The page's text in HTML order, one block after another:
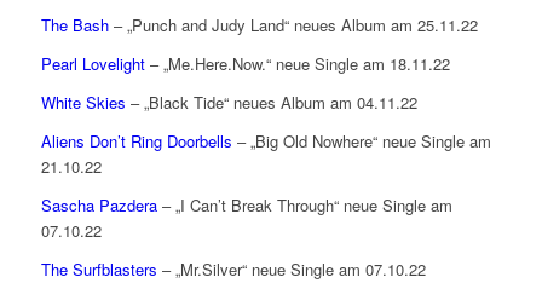
The Bash– „Punch and Judy Land“ neues Album am 25.11.22
Pearl Lovelight– „Me.Here.Now.“ neue Single am 18.11.22
White Skies – „Black Tide“ neues Album am 04.11.22
Aliens Don’t Ring Doorbells – „Big Old Nowhere“ neue Single am
21.10.22
Sascha Pazdera– „I Can’t Break Through“ neue Single am
07.10.22
The Surfblasters – „Mr.Silver“ neue Single am 07.10.22